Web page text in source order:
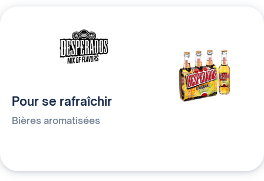
Pour se rafraîchir
Bières aromatisées